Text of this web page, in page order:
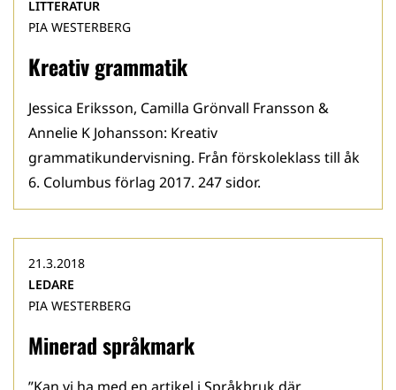
Kreativ grammatik
LITTERATUR
PIA WESTERBERG
Jessica Eriksson, Camilla Grönvall Fransson &
Annelie K Johansson: Kreativ
grammatikundervisning. Från förskoleklass till åk
6. Columbus förlag 2017. 247 sidor.
Minerad språkmark
21.3.2018
LEDARE
PIA WESTERBERG